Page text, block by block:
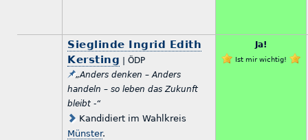
Sieglinde Ingrid Edith
Kersting | ÖDP
„Anders denken – Anders
handeln – so leben das Zukunft
bleibt -“
Kandidiert im Wahlkreis
Münster.
Ja!
Ist mir wichtig!